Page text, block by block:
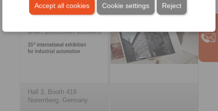
Accept all cookies Reject
Cookie settings
Hall 3, Booth 419
Nuremberg, Germany